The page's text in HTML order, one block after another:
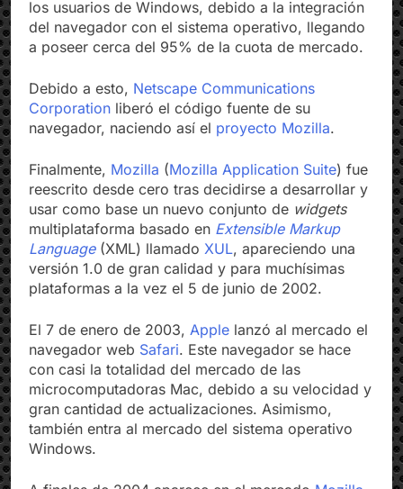
los usuarios de Windows, debido a la integración
del navegador con el sistema operativo, llegando
Debido a esto,Netscape Communications
Corporation liberó el código fuente de su
Finalmente,Mozilla( Mozilla Application Suite) fue
reescrito desde cero tras decidirse a desarrollar y
usar como base un nuevo conjunto dewidgets
multiplataforma basado enExtensible Markup
Language(XML) llamadoXUL, apareciendo una
versión 1.0 de gran calidad y para muchísimas
El 7 de enero de 2003,Applelanzó al mercado el
navegador webSafari. Este navegador se hace
con casi la totalidad del mercado de las
microcomputadoras Mac, debido a su velocidad y
gran cantidad de actualizaciones. Asimismo,
también entra al mercado del sistema operativo